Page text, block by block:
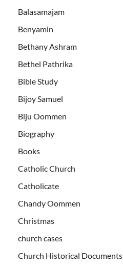
Balasamajam
Benyamin
Bethany Ashram
Bethel Pathrika
Bible Study
Bijoy Samuel
Biju Oommen
Biography
Books
Catholic Church
Catholicate
Chandy Oommen
Christmas
church cases
Church Historical Documents